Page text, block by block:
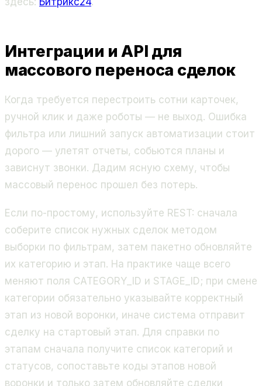
Интеграции и API для
массового переноса сделок
Когда требуется перестроить сотни карточек,
ручной клик и даже роботы — не выход. Ошибка
фильтра или лишний запуск автоматизации стоит
дорого — улетят отчеты, собьются планы и
зависнут звонки. Дадим ясную схему, чтобы
массовый перенос прошел без потерь.
Если по-простому, используйте REST: сначала
соберите список нужных сделок методом
выборки по фильтрам, затем пакетно обновляйте
их категорию и этап. На практике чаще всего
меняют поля CATEGORY_ID и STAGE_ID; при смене
категории обязательно указывайте корректный
этап из новой воронки, иначе система отправит
сделку на стартовый этап. Для справки по
этапам сначала получите список категорий и
статусов, сопоставьте коды этапов новой
воронки и только затем обновляйте сделки